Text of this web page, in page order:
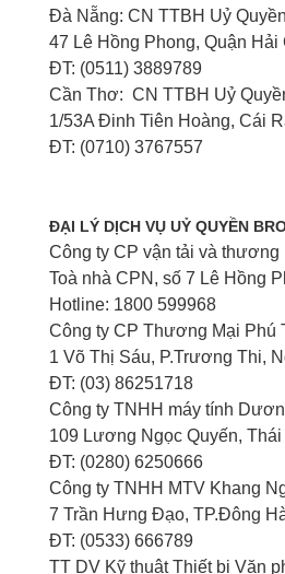
Đà Nẵng: CN TTBH Uỷ
47 Lê Hồng Phong, Quận
ĐT: (0511) 3889789
Cần Thơ: CN TTBH Uỷ
1/53A Đinh Tiên Hoàng, Cái
ĐT: (0710) 3767557
ĐẠI LÝ DỊCH VỤ UỶ QUYỀN
Công ty CP vận tải và thương
Toà nhà CPN, số 7 Lê Hồng
Hotline: 1800 599968
Công ty CP Thương Mại Phú
1 Võ Thị Sáu, P.Trương Thi,
ĐT: (03) 86251718
Công ty TNHH máy tính
109 Lương Ngọc Quyến,
ĐT: (0280) 6250666
Công ty TNHH MTV Khang
7 Trần Hưng Đạo, TP.Đông
ĐT: (0533) 666789
TT DV Kỹ thuật Thiết bị Văn